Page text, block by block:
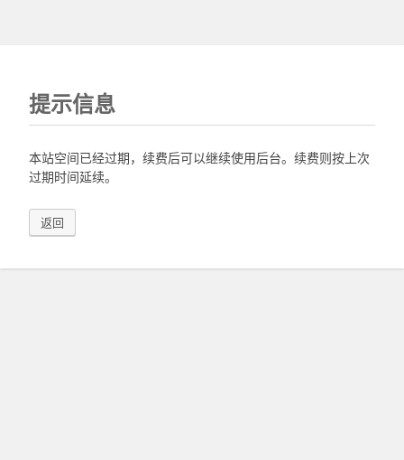
提示信息
本站空间已经过期，续费后可以继续使用后台。续费则按上次
过期时间延续。
返回